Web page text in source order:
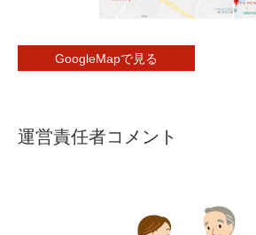
GoogleMapで見る
運営責任者コメント